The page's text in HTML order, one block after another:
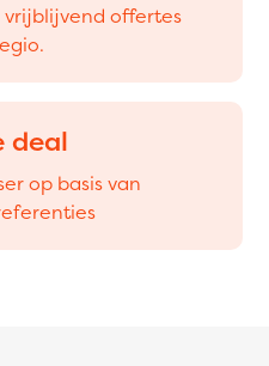
offertes
deal
op basis van